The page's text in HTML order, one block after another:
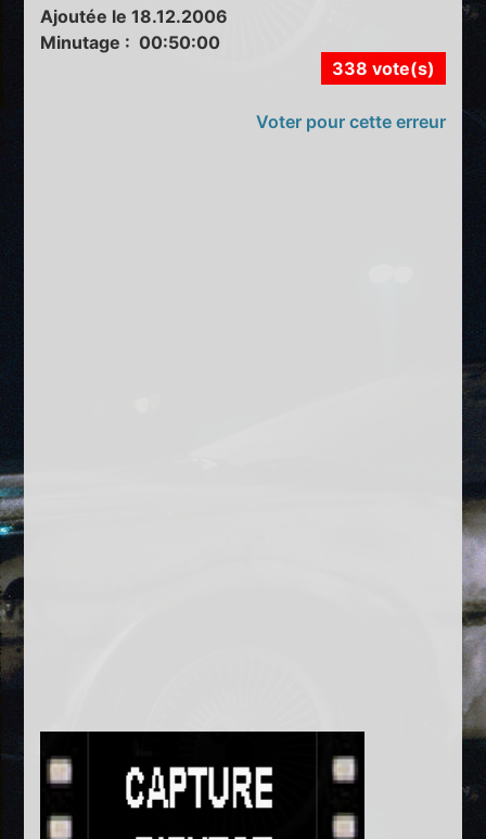
Ajoutée le 18.12.2006
Minutage : 00:50:00
338 vote(s)
Voter pour cette erreur